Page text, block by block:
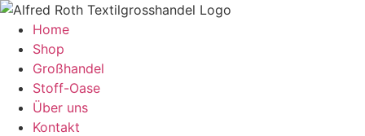
Zum
Inhalt
springen
Home
Shop
Großhandel
Stoff-Oase
Über uns
Kontakt